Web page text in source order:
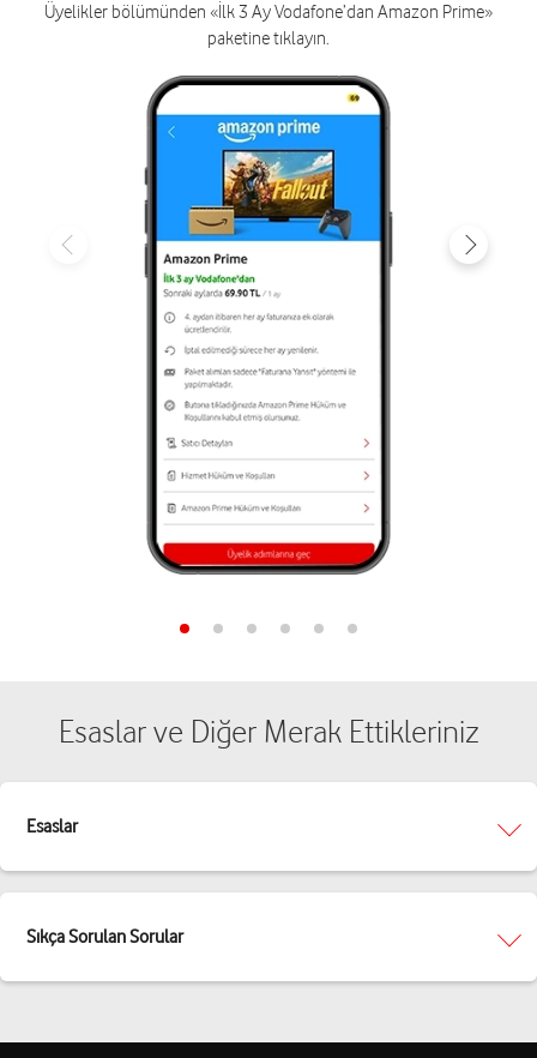
Üyelikler bölümünden «İlk 3 Ay Vodafone’dan Amazon Prime»
paketine tıklayın.
Esaslar ve Diğer Merak Ettikleriniz
Esaslar
Sıkça Sorulan Sorular